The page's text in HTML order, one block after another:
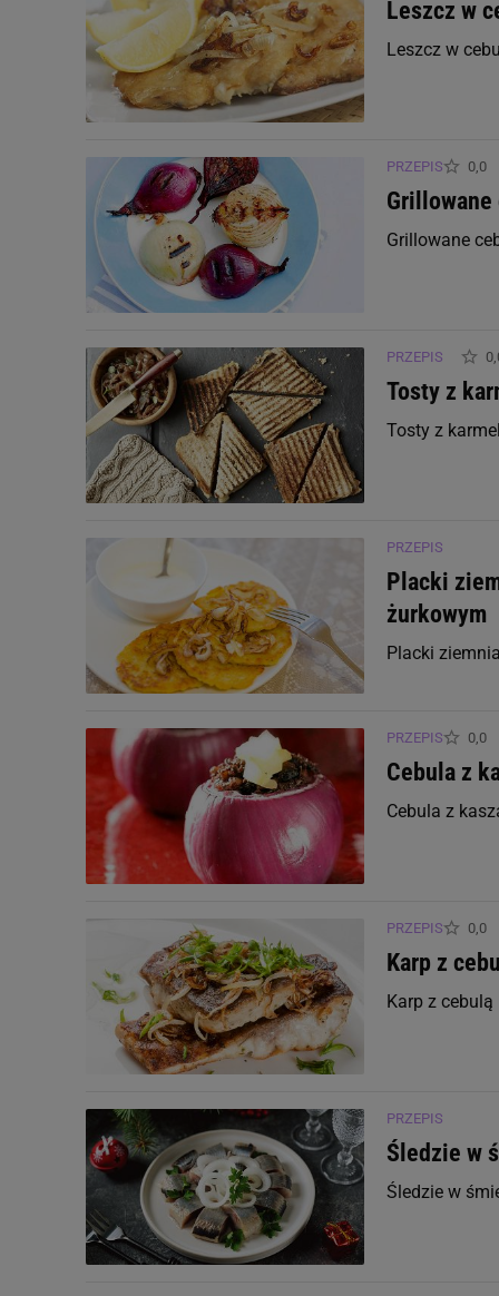
Witaminy
Witamina A
Witamina B1 (Tiamina)
Witamina B2 (Ryboflawina)
Witamina B3/PP (Niacyna)
Witamina B4 (Cholina)
Witamina B5 (Kwas pantotenowy)
Witamina B6 (Pirydoksyna)
Witamina B7 (Biotyna)
Witamina B9 (Kwas foliowy)
Witamina B12 (Kobalamina)
Witamina C
Witamina D
Witamina E
Witamina K
Minerały
Fosfor
Jod
Magnez
Miedź
Potas
Leszcz w
Leszcz w
PRZEPIS 0,0
Grillowane
Grillowane
PRZEPIS
Tosty z
Tosty z
PRZEPIS
Placki
żurkowym
Placki
PRZEPIS 0,0
Cebula z
Cebula z
PRZEPIS 0,0
Karp z
Karp z cebulą
PRZEPIS
Śledzie w
Śledzie w